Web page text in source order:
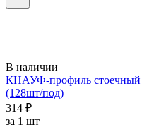
В наличии
КНАУФ-профиль
(128шт/под)
314 ₽
за 1 шт